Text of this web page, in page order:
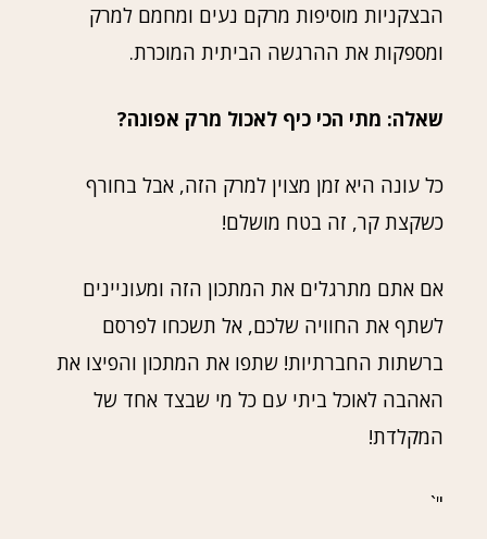
הבצקניות מוסיפות מרקם נעים ומחמם למרק
ומספקות את ההרגשה הביתית המוכרת.
שאלה: מתי הכי כיף לאכול מרק אפונה?
כל עונה היא זמן מצוין למרק הזה, אבל בחורף
כשקצת קר, זה בטח מושלם!
אם אתם מתרגלים את המתכון הזה ומעוניינים
לשתף את החוויה שלכם, אל תשכחו לפרסם
ברשתות החברתיות! שתפו את המתכון והפיצו את
האהבה לאוכל ביתי עם כל מי שבצד אחד של
המקלדת!
"`